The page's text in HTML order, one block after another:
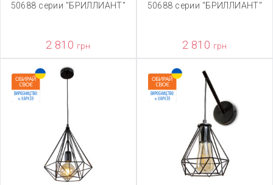
50688 серии "БРИЛЛИАНТ"
2 810 грн
50688 серии "БРИЛЛИАНТ"
2 810 грн